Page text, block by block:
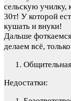
сельскую училку,
30т! У которой
кушать и внуки!
Дальше
делаем всё,
Недостатки: